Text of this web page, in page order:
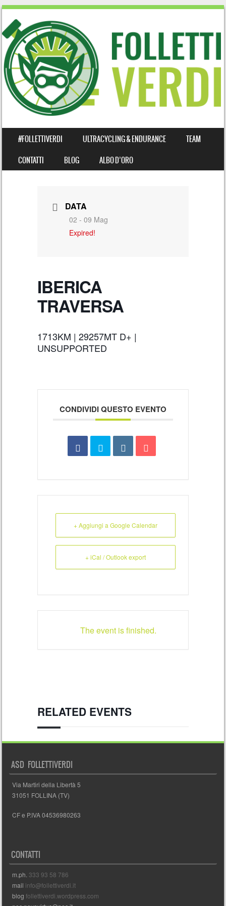
MENU
SKIP TO CONTENT
#FOLLETTIVERDI ULTRACYCLING & ENDURANCE
TEAM
CONTATTI
BLOG ALBO D’ORO
DATA
02 - 09 Mag
Expired!
IBERICA
TRAVERSA
1713KM | 29257MT D+ |
UNSUPPORTED
CONDIVIDI QUESTO EVENTO
+ Aggiungi a Google Calendar
+ iCal / Outlook export
The event is finished.
RELATED EVENTS
ASD FOLLETTIVERDI
Via Martiri della Libertà 5
31051 FOLLINA (TV)
CF e P.IVA 04536980263
CONTATTI
m.ph. 333 93 58 786
mail info@follettiverdi.it
blogfollettiverdi.wordpress.com